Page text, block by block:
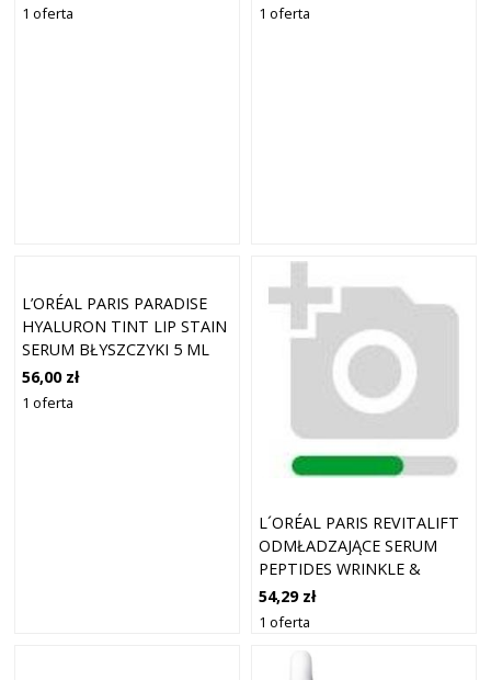
1 oferta 1 oferta
L’ORÉAL PARIS PARADISE
HYALURON TINT LIP STAIN
SERUM BŁYSZCZYKI 5 ML
601 - WORTH IT
56,00 zł
1 oferta
L´ORÉAL PARIS REVITALIFT
ODMŁADZAJĄCE SERUM
PEPTIDES WRINKLE &
FIRMNESS SERUM 30 ML
54,29 zł
1 oferta